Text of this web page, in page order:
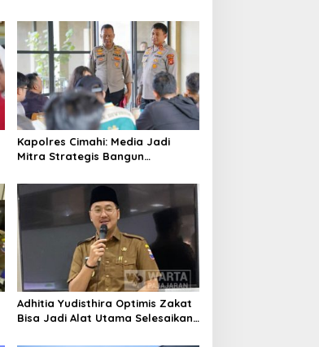
Kapolres Cimahi: Media Jadi
Mitra Strategis Bangun
Adhitia Yudisthira Optimis Zakat
Bisa Jadi Alat Utama Selesaikan